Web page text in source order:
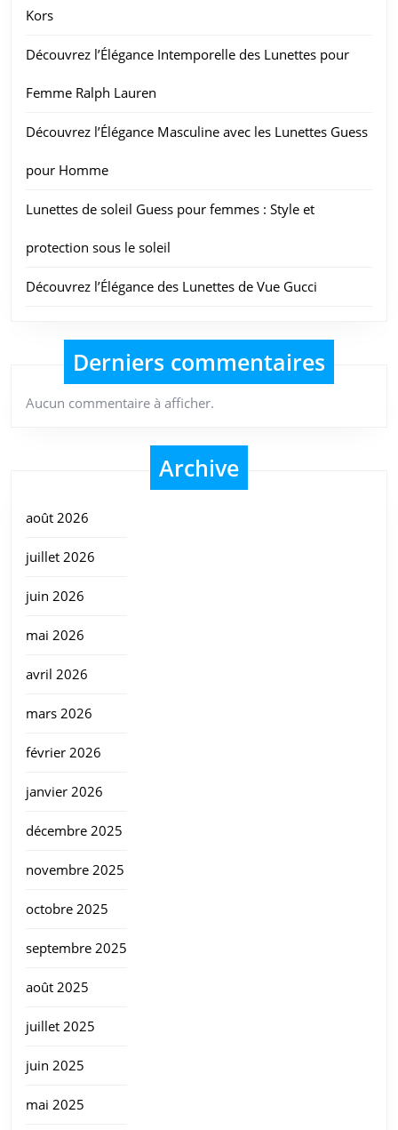
Kors
Découvrez l’Élégance Intemporelle des Lunettes pour
Femme Ralph Lauren
Découvrez l’Élégance Masculine avec les Lunettes Guess
pour Homme
Lunettes de soleil Guess pour femmes : Style et
protection sous le soleil
Découvrez l’Élégance des Lunettes de Vue Gucci
Derniers commentaires
Aucun commentaire à afficher.
Archive
août 2026
juillet 2026
juin 2026
mai 2026
avril 2026
mars 2026
février 2026
janvier 2026
décembre 2025
novembre 2025
octobre 2025
septembre 2025
août 2025
juillet 2025
juin 2025
mai 2025